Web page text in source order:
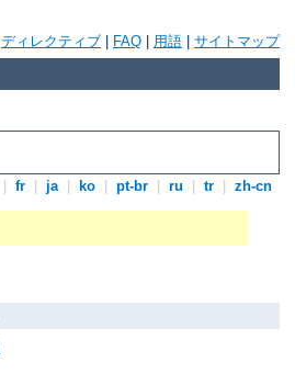
ディレクティブ FAQ 用語 サイトマップ
fr ja ko pt-br ru tr zh-cn